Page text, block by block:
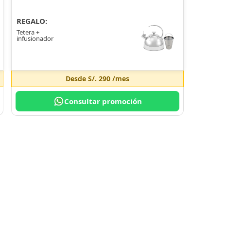
REGALO:
Tetera +
infusionador
DesdeS/. 290 /mes
Consultar promoción